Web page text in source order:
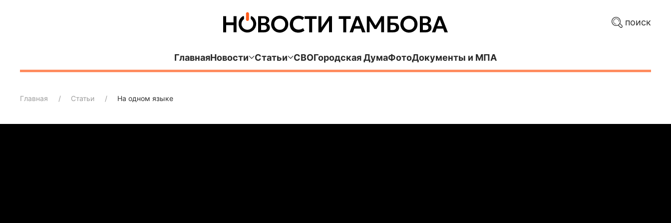
поиск
ГлавнаяНовости Статьи СВОГородская ДумаФотоДокументы и МПА
Главная Статьи На одном языке